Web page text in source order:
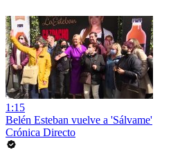
1:15
Belén Esteban vuelve a 'Sálvame'
Crónica Directo